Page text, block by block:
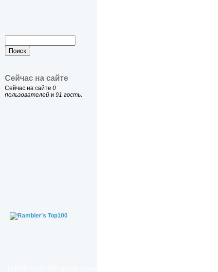
Сейчас на сайте
Сейчас на сайте 0
пользователей и 91 гость.